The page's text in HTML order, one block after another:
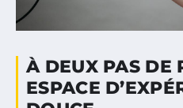
À DEUX PAS DE
ESPACE